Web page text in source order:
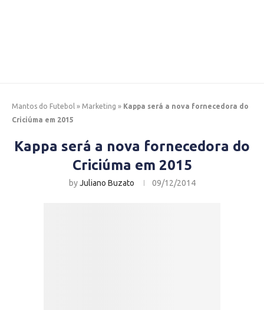
Mantos do Futebol » Marketing » Kappa será a nova fornecedora do
Criciúma em 2015
Kappa será a nova fornecedora do
Criciúma em 2015
byJuliano Buzato 09/12/2014